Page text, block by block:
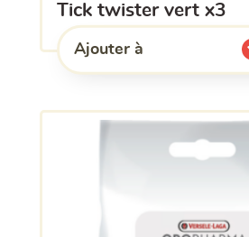
tick twister vert x3
Ajouter à
l'une de mes listes.